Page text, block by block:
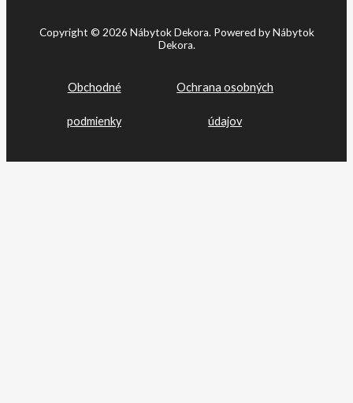
Copyright © 2026 Nábytok Dekora. Powered by Nábytok
Dekora.
Obchodné
podmienky
Ochrana osobných
údajov